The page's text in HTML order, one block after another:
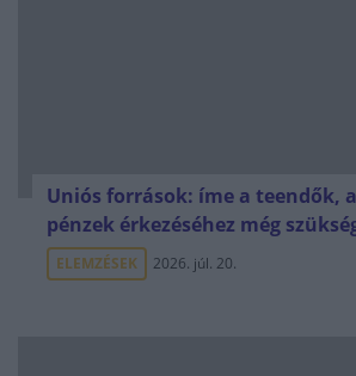
Uniós források: íme a teendők,
pénzek érkezéséhez még
ELEMZÉSEK 2026. júl. 20.